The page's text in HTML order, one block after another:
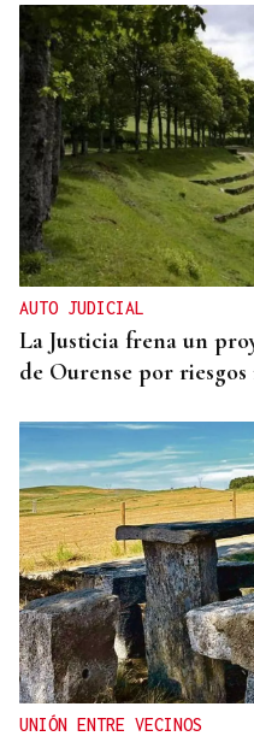
GUERRA DE UCRANIA
Rusia cifra en 640 los
incursión ucraniana en
AUTO JUDICIAL
La Justicia frena un
de Ourense por
UNIÓN ENTRE VECINOS